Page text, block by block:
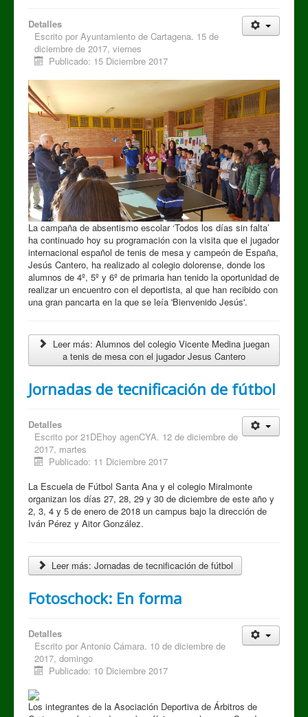
Detalles
Escrito por Ayuntamiento de Cartagena. 15 de
diciembre de 2017, viernes
Publicado: 15 Diciembre 2017
La campaña de absentismo escolar ‘Todos los días sin falta’
ha continuado hoy su programación con la visita que el jugador
internacional español de tenis de mesa y campeón de España,
Jesús Cantero, ha realizado al colegio dolorense, donde los
alumnos de 4º, 5º y 6º de primaria han tenido la oportunidad de
realizar un encuentro con el deportista, al que han recibido con
una gran pancarta en la que se leía 'Bienvenido Jesús'.
Leer más: Alumnos del colegio Vicente Medina juegan
a tenis de mesa con el jugador Jesus Cantero
Jornadas de tecnificación de fútbol
Detalles
Escrito por 21DEhoy agenCYA. 12 de diciembre de
2017, martes
Publicado: 11 Diciembre 2017
La Escuela de Fútbol Santa Ana y el colegio Miralmonte
organizan los días 27, 28, 29 y 30 de diciembre de este año y
2, 3, 4 y 5 de enero de 2018 un campus bajo la dirección de
Iván Pérez y Aitor González.
Leer más: Jornadas de tecnificación de fútbol
Fotoschock: En forma
Detalles
Escrito por Antonio Cámara. 10 de diciembre de
2017, domingo
Publicado: 10 Diciembre 2017
Los integrantes de la Asociación Deportiva de Árbitros de